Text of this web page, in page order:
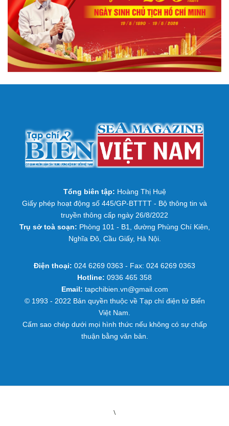
Tổng biên tập: Hoàng Thị Huệ
Giấy phép hoạt động số 445/GP-BTTTT - Bộ thông tin và
truyền thông cấp ngày 26/8/2022
Trụ sở toà soạn: Phòng 101 - B1, đường Phùng Chí Kiên,
Nghĩa Đô, Cầu Giấy, Hà Nội.
Điện thoại: 024 6269 0363 - Fax: 024 6269 0363
Hotline: 0936 465 358
Email: tapchibien.vn@gmail.com
© 1993 - 2022 Bản quyền thuộc về Tạp chí điện tử Biển
Việt Nam.
Cấm sao chép dưới mọi hình thức nếu không có sự chấp
thuận bằng văn bản.
\